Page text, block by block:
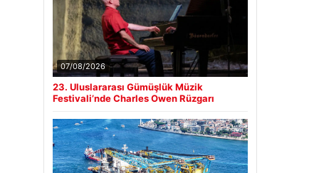
07/08/2026
23. Uluslararası Gümüşlük Müzik
Festivali’nde Charles Owen Rüzgarı